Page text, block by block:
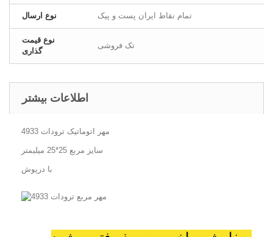
نوع ارسال تمام نقاط ایران پست و پیک
نوع قیمت
گذاری
تک فروشی
اطلاعات بیشتر
مهر اتوماتیک ترودات 4933
سایز مربع 25*25 میلیمتر
با درپوش